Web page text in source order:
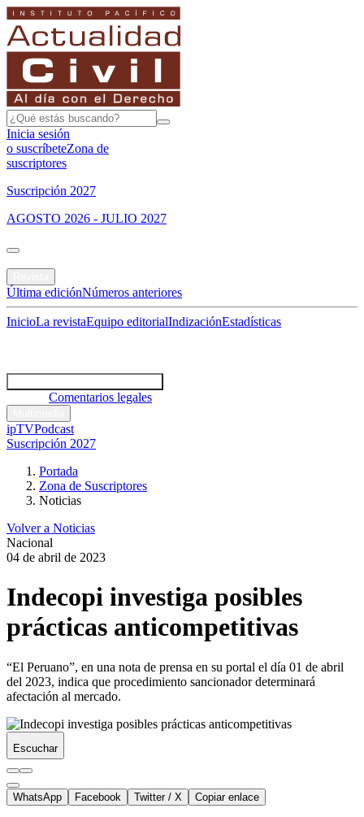
Inicia sesión
o suscríbeteZona de
suscriptores
Suscripción 2027
AGOSTO 2026 - JULIO 2027
Última ediciónNúmeros anteriores
InicioLa revistaEquipo editorialIndizaciónEstadísticas
Comentarios legales
ipTVPodcast
Suscripción 2027
Portada
Zona de Suscriptores
Noticias
Volver a Noticias
Nacional
04 de abril de 2023
Indecopi investiga posibles
prácticas anticompetitivas
“El Peruano”, en una nota de prensa en su portal el día 01 de abril
del 2023, indica que procedimiento sancionador determinará
afectación al mercado.
Escuchar
WhatsApp Facebook Twitter / X Copiar enlace